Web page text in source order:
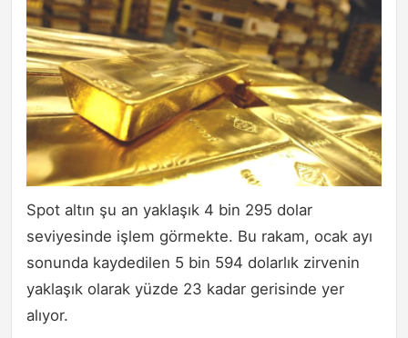
Spot altın şu an yaklaşık 4 bin 295 dolar
seviyesinde işlem görmekte. Bu rakam, ocak ayı
sonunda kaydedilen 5 bin 594 dolarlık zirvenin
yaklaşık olarak yüzde 23 kadar gerisinde yer
alıyor.